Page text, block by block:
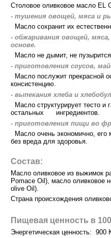
Столовое оливковое масло EL
- тушения овощей, мяса и
Масло сохранит их
- обжаривания овощей,
основе.
Масло не дымит, не
- приготовления соусов,
Масло послужит прекрасной
консистенцию.
- выпекания хлеба и
Масло структурирует тесто и
остальных ингредиентов.
- приготовления пищи во
Масло очень экономично, его
без вреда для здоровья.
Состав:
Масло оливковое из выжимок
Pomace Oil), масло оливковое
olive Oil).
Страна происхождения
Пищевая ценность в
Энергетическая ценность: 900